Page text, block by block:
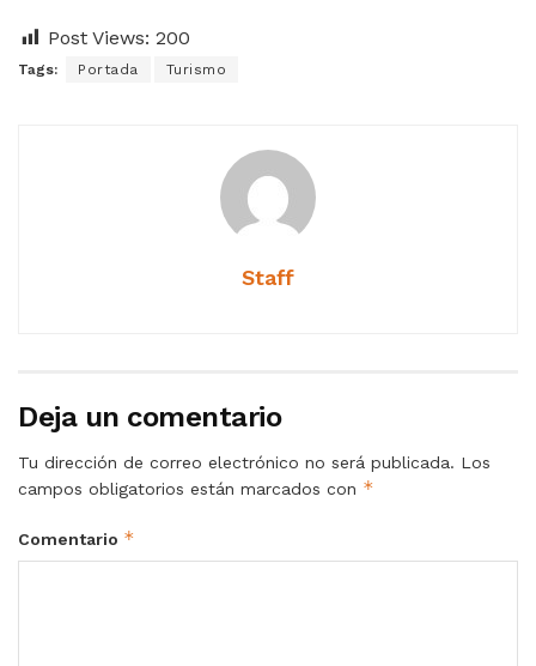
Post Views: 200
Tags: Portada Turismo
Staff
Deja un comentario
Tu dirección de correo electrónico no será publicada. Los
campos obligatorios están marcados con *
Comentario *